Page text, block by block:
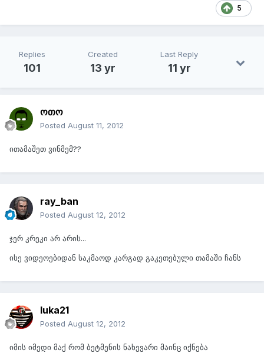
5
Replies
101
Created
13 yr
Last Reply
11 yr
ოთო
Posted August 11, 2012
ითამაშეთ ვინმემ??
ray_ban
Posted August 12, 2012
ჯერ კრეკი არ არის...
ისე ვიდეოებიდან საკმაოდ კარგად გაკეთებული თამაში ჩანს
luka21
Posted August 12, 2012
იმის იმედი მაქ რომ ბეტმენის ნახევარი მაინც იქნება